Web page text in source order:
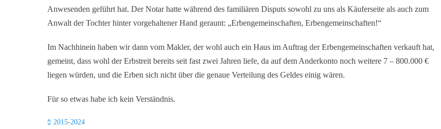
Anwesenden geführt hat. Der Notar hatte während des familiären Disputs sowohl zu uns als Käuferseite als auch zum
Anwalt der Tochter hinter vorgehaltener Hand geraunt: „Erbengemeinschaften, Erbengemeinschaften!“
Im Nachhinein haben wir dann vom Makler, der wohl auch ein Haus im Auftrag der Erbengemeinschaften verkauft hat,
gemeint, dass wohl der Erbstreit bereits seit fast zwei Jahren liefe, da auf dem Anderkonto noch weitere 7 – 800.000 €
liegen würden, und die Erben sich nicht über die genaue Verteilung des Geldes einig wären.
Für so etwas habe ich kein Verständnis.
Kategorien
2015-2024